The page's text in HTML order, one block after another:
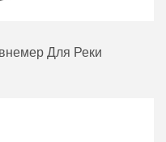
Для Реки